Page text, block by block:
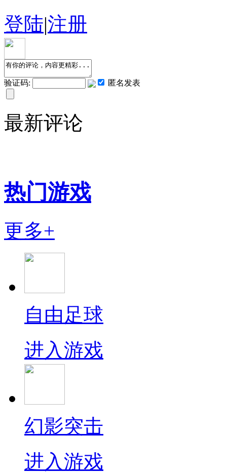
登陆|注册
验证码: 匿名发表
最新评论
热门游戏
更多+
自由足球
进入游戏
幻影突击
进入游戏